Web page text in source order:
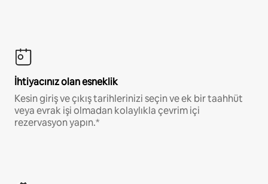
İhtiyacınız olan esneklik
Kesin giriş ve çıkış tarihlerinizi seçin ve ek bir taahhüt
veya evrak işi olmadan kolaylıkla çevrim içi
rezervasyon yapın.*